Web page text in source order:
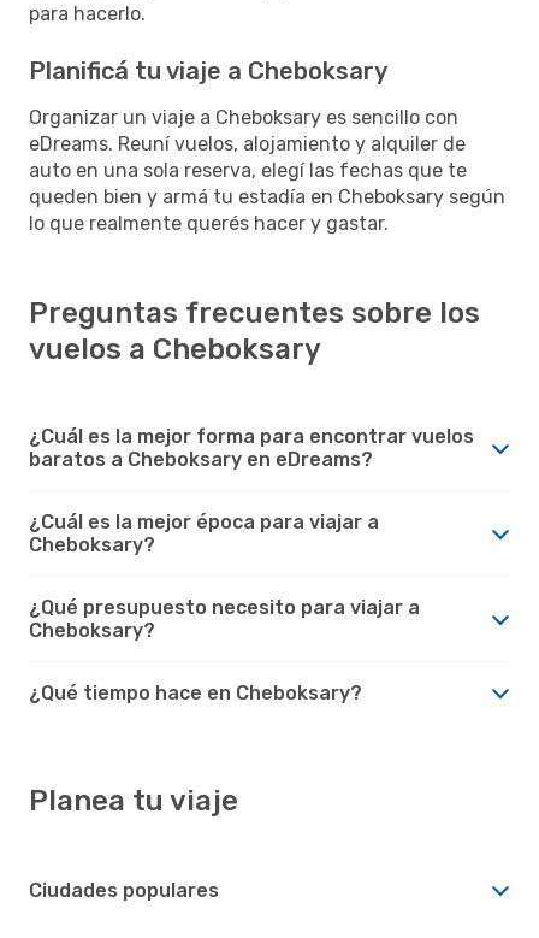
para hacerlo.
Planificá tu viaje a Cheboksary
Organizar un viaje a Cheboksary es sencillo con
eDreams. Reuní vuelos, alojamiento y alquiler de
auto en una sola reserva, elegí las fechas que te
queden bien y armá tu estadía en Cheboksary según
lo que realmente querés hacer y gastar.
Preguntas frecuentes sobre los
vuelos a Cheboksary
¿Cuál es la mejor forma para encontrar vuelos
baratos a Cheboksary en eDreams?
¿Cuál es la mejor época para viajar a
Cheboksary?
¿Qué presupuesto necesito para viajar a
Cheboksary?
¿Qué tiempo hace en Cheboksary?
Planea tu viaje
Ciudades populares